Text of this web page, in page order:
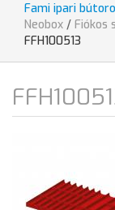
Fami ipari
You
are
here
Neobox / Fiókos
FFH100513